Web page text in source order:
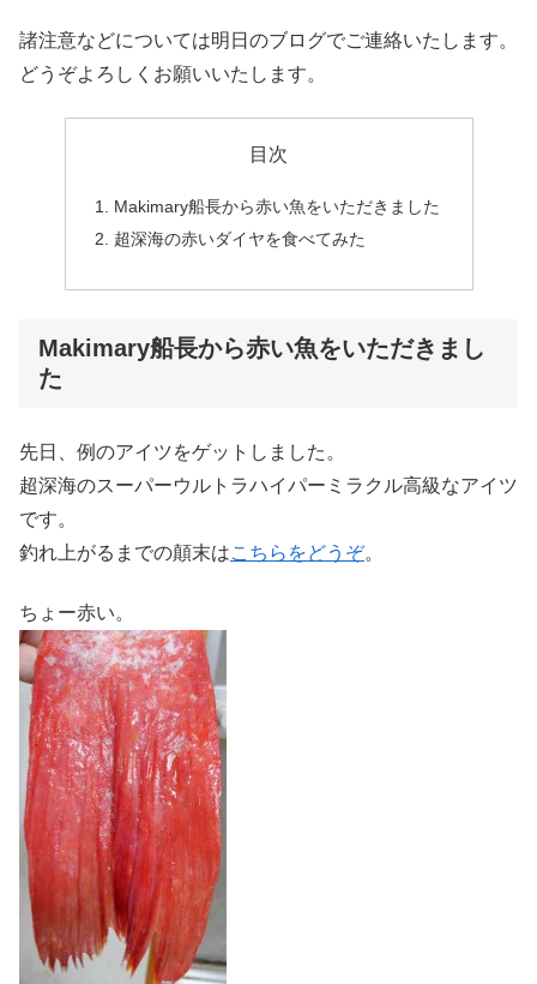
諸注意などについては明日のブログでご連絡いたします。
どうぞよろしくお願いいたします。
目次
Makimary船長から赤い魚をいただきました
超深海の赤いダイヤを食べてみた
Makimary船長から赤い魚をいただきまし
た
先日、例のアイツをゲットしました。
超深海のスーパーウルトラハイパーミラクル高級なアイツ
です。
釣れ上がるまでの顛末はこちらをどうぞ。
ちょー赤い。